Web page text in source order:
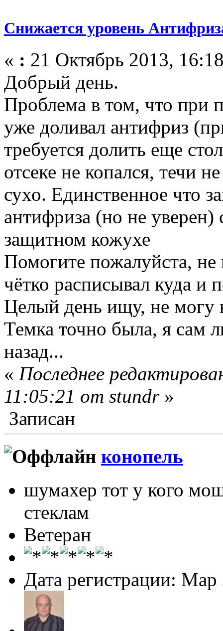
Снижается уровень
« : 21 Октябрь 2013,
Добрый день.
Проблема в том, что при
уже доливал антифриз
требуется долить еще
отсеке не копался, течи
сухо. Единственное что
антифриза (но не уверен)
защитном кожухе
Помогите пожалуйста, не
чётко расписывал куда и
Целый день ищу, не могу
Темка точно была, я сам
назад...
« Последнее
11:05:21 от stundr »
Записан
конопель
шумахер тот у кого
стеклам
Ветеран
Дата регистрации: Мар